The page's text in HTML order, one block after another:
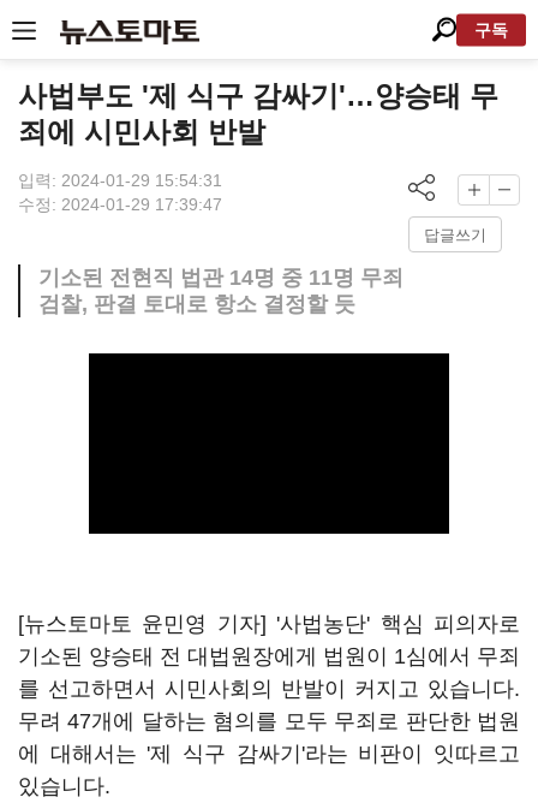
구독
사법부도 '제 식구 감싸기'…양승태 무
죄에 시민사회 반발
입력: 2024-01-29 15:54:31
수정: 2024-01-29 17:39:47
답글쓰기
기소된 전현직 법관 14명 중 11명 무죄
검찰, 판결 토대로 항소 결정할 듯
[뉴스토마토 윤민영 기자] '사법농단' 핵심 피의자로
기소된 양승태 전 대법원장에게 법원이 1심에서 무죄
를 선고하면서 시민사회의 반발이 커지고 있습니다.
무려 47개에 달하는 혐의를 모두 무죄로 판단한 법원
에 대해서는 '제 식구 감싸기'라는 비판이 잇따르고
있습니다.